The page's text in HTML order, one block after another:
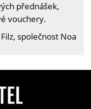
přednášek,
vouchery.
společnost Noa